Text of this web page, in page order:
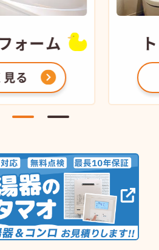
ォーム
る